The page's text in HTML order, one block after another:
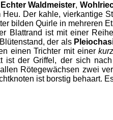
Echter Waldmeister,
Der kahle, vierkantige
bilden Quirle in mehreren
Blattrand ist mit einer
der als
einen Trichter mit einer
ist der Griffel, der sich
Rötegewächsen zwei
ist borstig behaart.